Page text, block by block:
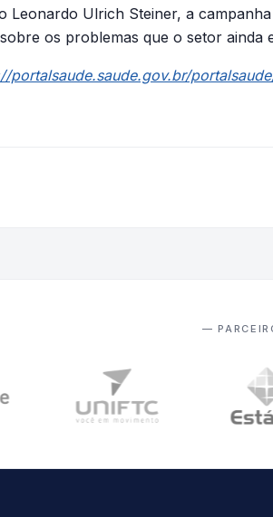
Leonardo Ulrich Steiner, a
os problemas que o setor ainda
portalsaude.saude.gov.br/
—